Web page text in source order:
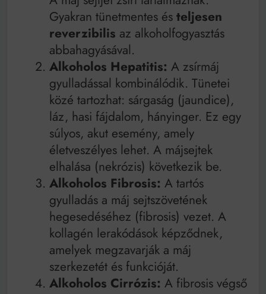
Gyakran tünetmentes és teljesen
reverzibilis az alkoholfogyasztás
abbahagyásával.
Alkoholos Hepatitis: A zsírmáj
gyulladással kombinálódik. Tünetei
közé tartozhat: sárgaság (jaundice),
láz, hasi fájdalom, hányinger. Ez egy
súlyos, akut esemény, amely
életveszélyes lehet. A májsejtek
elhalása (nekrózis) következik be.
Alkoholos Fibrosis: A tartós
gyulladás a máj sejtszövetének
hegesedéséhez (fibrosis) vezet. A
kollagén lerakódások képződnek,
amelyek megzavarják a máj
szerkezetét és funkcióját.
Alkoholos Cirrózis: A fibrosis végső